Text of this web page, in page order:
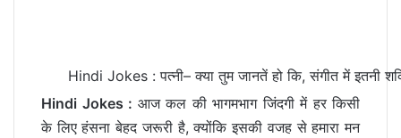
Hindi Jokes : पत्नी– क्या तुम जानतें हो कि, संगीत में इतनी
Hindi Jokes : आज कल की भागमभाग जिंदगी में हर किसी
के लिए हंसना बेहद जरूरी है, क्योंकि इसकी वजह से हमारा मन